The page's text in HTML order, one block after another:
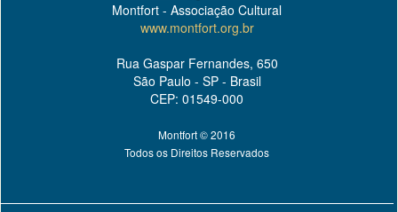
Montfort - Associação Cultural
www.montfort.org.br
Rua Gaspar Fernandes, 650
São Paulo - SP - Brasil
CEP: 01549-000
Montfort © 2016
Todos os Direitos Reservados